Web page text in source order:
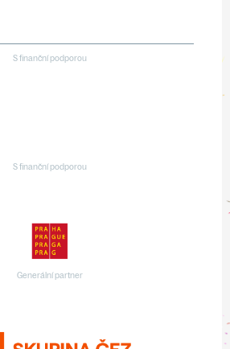
S finanční podporou
S finanční podporou
Generální partner